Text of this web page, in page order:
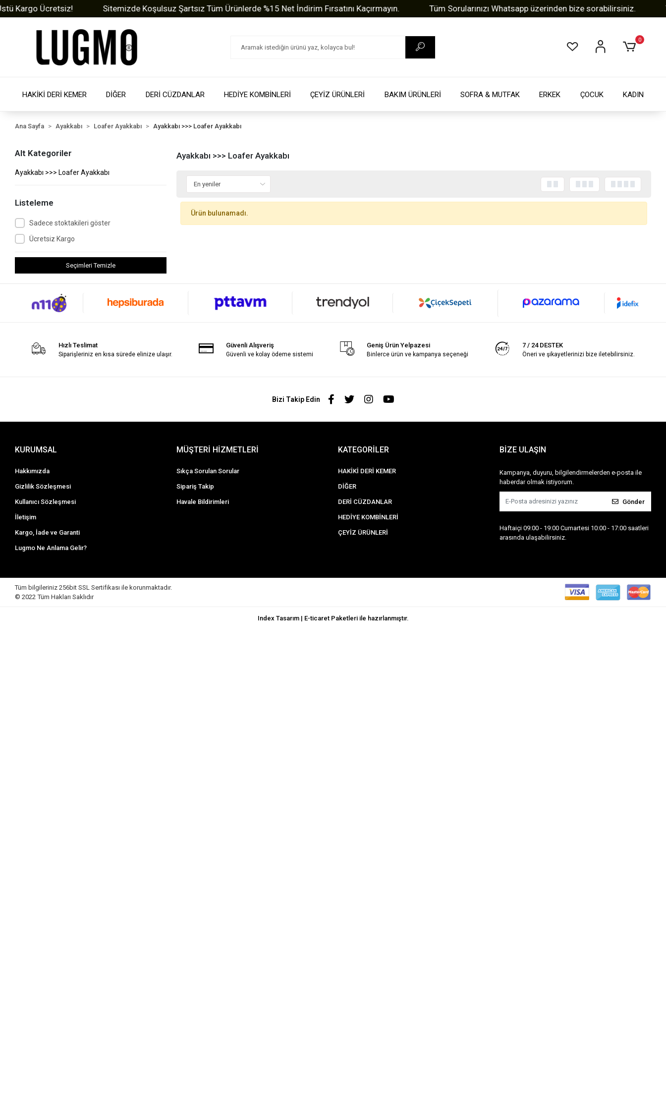
Ücretsiz! Sitemizde Koşulsuz Şartsız Tüm Ürünlerde %15 Net İndirim Fırsatını Kaçırmayın. Tüm Sorularınızı Whatsapp üzerinden bize sorabilirsiniz.
0
HAKİKİ DERİ KEMER DİĞER DERİ CÜZDANLAR HEDİYE KOMBİNLERİ ÇEYİZ ÜRÜNLERİ BAKIM ÜRÜNLERİ SOFRA & MUTFAK ERKEK ÇOCUK KADIN
Ana Sayfa Ayakkabı Loafer Ayakkabı Ayakkabı >>> Loafer Ayakkabı
Alt Kategoriler
Ayakkabı >>> Loafer Ayakkabı
Listeleme
Sadece stoktakileri göster
Ücretsiz Kargo
Seçimleri Temizle
Ayakkabı >>> Loafer Ayakkabı
Ürün bulunamadı.
Hızlı Teslimat
Siparişleriniz en kısa sürede elinize ulaşır.
Güvenli Alışveriş
Güvenli ve kolay ödeme sistemi
Geniş Ürün Yelpazesi
Binlerce ürün ve kampanya seçeneği
7 / 24 DESTEK
Öneri ve şikayetlerinizi bize iletebilirsiniz.
Bizi Takip Edin
KURUMSAL
Hakkımızda
Gizlilik Sözleşmesi
Kullanıcı Sözleşmesi
İletişim
Kargo, İade ve Garanti
Lugmo Ne Anlama Gelir?
MÜŞTERİ HİZMETLERİ
Sıkça Sorulan Sorular
Sipariş Takip
Havale Bildirimleri
KATEGORİLER
HAKİKİ DERİ KEMER
DİĞER
DERİ CÜZDANLAR
HEDİYE KOMBİNLERİ
ÇEYİZ ÜRÜNLERİ
BİZE ULAŞIN
Kampanya, duyuru, bilgilendirmelerden e-posta ile
haberdar olmak istiyorum.
Gönder
Haftaiçi 09:00 - 19:00 Cumartesi 10:00 - 17:00 saatleri
arasında ulaşabilirsiniz.
Tüm bilgileriniz 256bit SSL Sertifikası ile korunmaktadır.
© 2022Tüm Hakları Saklıdır
Index Tasarım | E-ticaret Paketleri ile hazırlanmıştır.